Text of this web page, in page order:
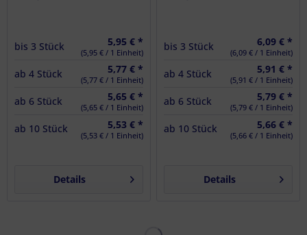
bis 3 Stück 5,95 € *
(5,95 € / 1 Einheit)
ab 4 Stück 5,77 € *
(5,77 € / 1 Einheit)
ab 6 Stück 5,65 € *
(5,65 € / 1 Einheit)
ab 10 Stück 5,53 € *
(5,53 € / 1 Einheit)
Details
bis 3 Stück 6,09 € *
(6,09 € / 1 Einheit)
ab 4 Stück 5,91 € *
(5,91 € / 1 Einheit)
ab 6 Stück 5,79 € *
(5,79 € / 1 Einheit)
ab 10 Stück 5,66 € *
(5,66 € / 1 Einheit)
Details